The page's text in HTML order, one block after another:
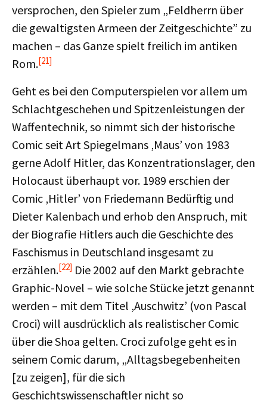
versprochen, den Spieler zum „Feldherrn über
die gewaltigsten Armeen der Zeitgeschichte” zu
machen – das Ganze spielt freilich im antiken
Rom.[21]
Geht es bei den Computerspielen vor allem um
Schlachtgeschehen und Spitzenleistungen der
Waffentechnik, so nimmt sich der historische
Comic seit Art Spiegelmans ‚Maus’ von 1983
gerne Adolf Hitler, das Konzentrationslager, den
Holocaust überhaupt vor. 1989 erschien der
Comic ‚Hitler’ von Friedemann Bedürftig und
Dieter Kalenbach und erhob den Anspruch, mit
der Biografie Hitlers auch die Geschichte des
Faschismus in Deutschland insgesamt zu
erzählen.[22] Die 2002 auf den Markt gebrachte
Graphic-Novel – wie solche Stücke jetzt genannt
werden – mit dem Titel ‚Auschwitz’ (von Pascal
Croci) will ausdrücklich als realistischer Comic
über die Shoa gelten. Croci zufolge geht es in
seinem Comic darum, „Alltagsbegebenheiten
[zu zeigen], für die sich
Geschichtswissenschaftler nicht so